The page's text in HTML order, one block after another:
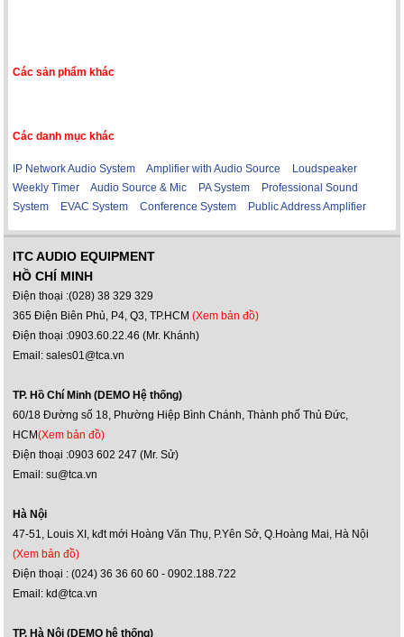
Các sản phẩm khác
Các danh mục khác
IP Network Audio System Amplifier with Audio Source
Loudspeaker
Weekly Timer
Audio Source & Mic PA System
Professional Sound
System
EVAC System Conference System Public Address Amplifier
ITC AUDIO EQUIPMENT
HỒ CHÍ MINH
Điện thoại :(028) 38 329 329
365 Điện Biên Phủ, P4, Q3, TP.HCM(Xem bản đồ)
Điện thoại :0903.60.22.46 (Mr. Khánh)
Email: sales01@tca.vn
TP. Hồ Chí Minh (DEMO Hệ thống)
60/18 Đường số 18, Phường Hiệp Bình Chánh, Thành phố Thủ Đức,
HCM(Xem bản đồ)
Điện thoại :0903 602 247 (Mr. Sử)
Email: su@tca.vn
Hà Nội
47-51, Louis XI, kđt mới Hoàng Văn Thụ, P.Yên Sở, Q.Hoàng Mai, Hà Nội
(Xem bản đồ)
Điện thoại : (024) 36 36 60 60 - 0902.188.722
Email: kd@tca.vn
TP. Hà Nội (DEMO hệ thống)